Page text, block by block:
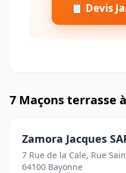
📋 Devis
7 Maçons terrasse
Zamora Jacques
7 Rue de la Cale, Rue
64100 Bayonne